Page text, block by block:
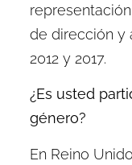
de dirección y
2012 y 2017.
¿Es usted
género?
En Reino